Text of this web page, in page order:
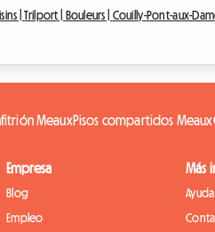
|Trilport | Bouleurs | Couilly-Pont-aux-
MeauxPisos compartidos Meaux
Empresa
Blog
Empleo
Más
Ayuda